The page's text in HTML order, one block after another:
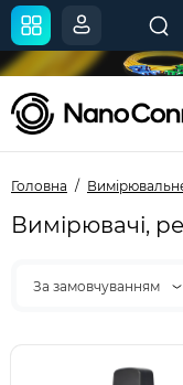
Головна
Вимірювачі,
За замовчуванням